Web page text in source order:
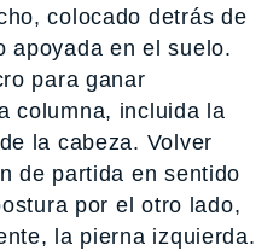
colocado detrás de
apoyada en el suelo.
para ganar
columna, incluida la
la cabeza. Volver
de partida en sentido
por el otro lado,
la pierna izquierda.